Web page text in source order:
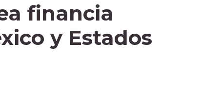
financia
y Estados